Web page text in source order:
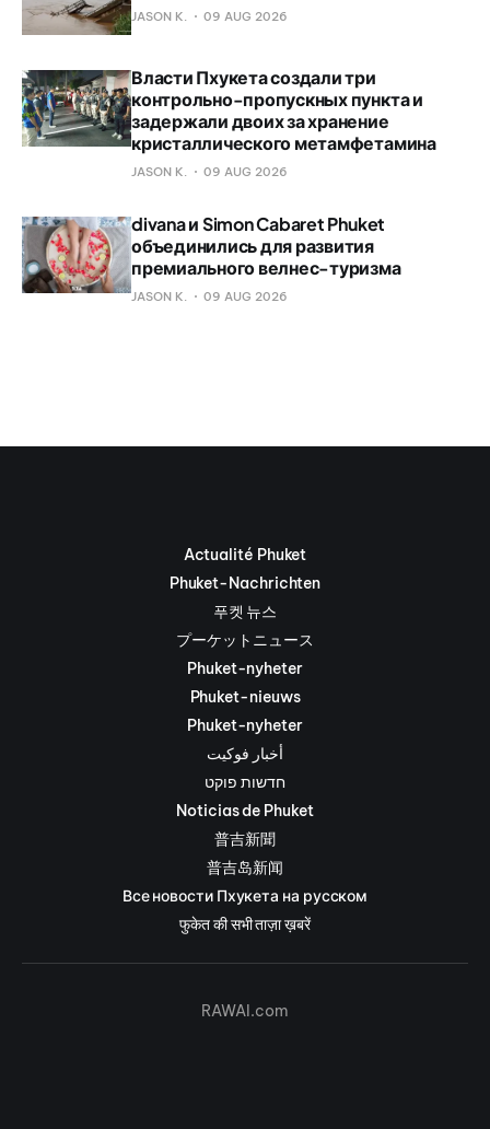
JASON K. 09 AUG 2026
Власти Пхукета создали три
контрольно-пропускных пункта и
задержали двоих за хранение
кристаллического метамфетамина
JASON K. 09 AUG 2026
divana и Simon Cabaret Phuket
объединились для развития
премиального велнес-туризма
JASON K. 09 AUG 2026
Actualité Phuket
Phuket-Nachrichten
푸켓 뉴스
プーケットニュース
Phuket-nyheter
Phuket-nieuws
Phuket-nyheter
أخبار فوكيت
חדשות פוקט
Noticias de Phuket
普吉新聞
普吉岛新闻
Все новости Пхукета на русском
फुकेत की सभी ताज़ा ख़बरें
RAWAI.com